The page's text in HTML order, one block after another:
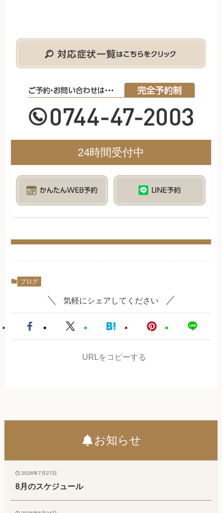
24時間受付中
ブログ
気軽にシェアしてください
URLをコピーする
お知らせ
2026年7月27日
8月のスケジュール